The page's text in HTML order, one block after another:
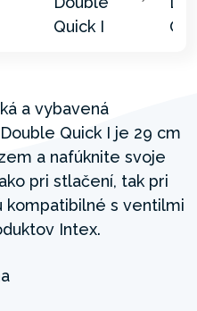
a vybavená
Quick I je 29 cm
a nafúknite svoje
pri stlačení, tak pri
kompatibilné s ventilmi
Intex.